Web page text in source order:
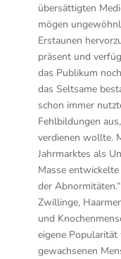
übersättigten
mögen
Erstaunen
präsent und
das Publikum
das Seltsame
schon immer
Fehlbildungen
verdienen wollte.
Jahrmarktes als
Masse
der Abnormitäten.“
Zwillinge,
und
eigene
gewachsenen